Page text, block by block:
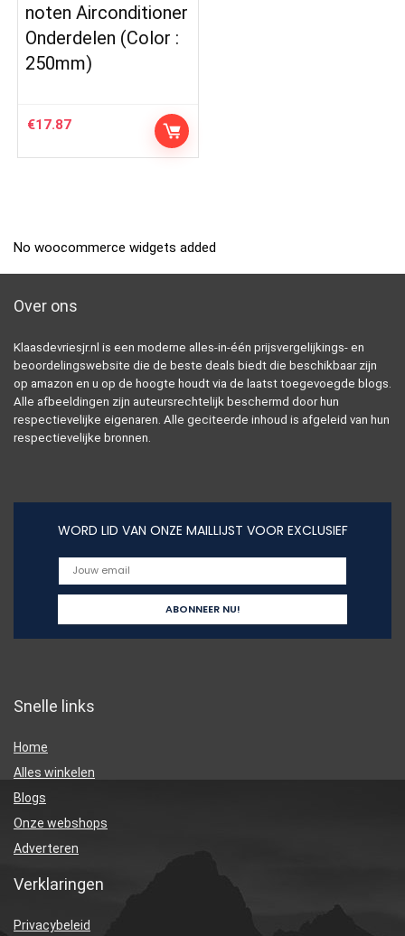
noten Airconditioner
Onderdelen (Color :
250mm)
€17.87
No woocommerce widgets added
Over ons
Klaasdevriesjr.nl is een moderne alles-in-één prijsvergelijkings- en
beoordelingswebsite die de beste deals biedt die beschikbaar zijn
op amazon en u op de hoogte houdt via de laatst toegevoegde blogs.
Alle afbeeldingen zijn auteursrechtelijk beschermd door hun
respectievelijke eigenaren. Alle geciteerde inhoud is afgeleid van hun
respectievelijke bronnen.
WORD LID VAN ONZE MAILLIJST VOOR EXCLUSIEF
Snelle links
Home
Alles winkelen
Blogs
Onze webshops
Adverteren
Verklaringen
Privacybeleid